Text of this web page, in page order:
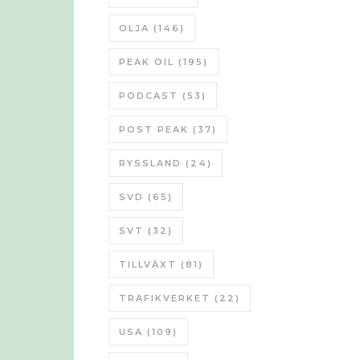
OLJA (146)
PEAK OIL (195)
PODCAST (53)
POST PEAK (37)
RYSSLAND (24)
SVD (65)
SVT (32)
TILLVÄXT (81)
TRAFIKVERKET (22)
USA (109)